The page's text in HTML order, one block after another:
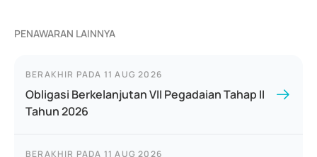
PENAWARAN LAINNYA
BERAKHIR PADA 11 AUG 2026
Obligasi Berkelanjutan VII Pegadaian Tahap II
Tahun 2026
BERAKHIR PADA 11 AUG 2026